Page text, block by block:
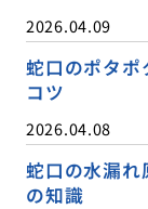
2026.04.09
蛇口のポタポ
コツ
2026.04.08
蛇口の水漏
の知識